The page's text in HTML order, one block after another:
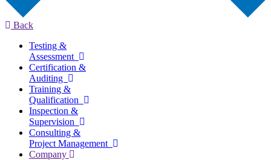
Back
Testing &
Assessment
Certification &
Auditing
Training &
Qualification
Inspection &
Supervision
Consulting &
Project Management
Company